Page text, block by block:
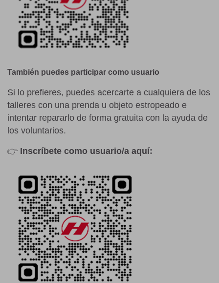
También puedes participar como usuario
Si lo prefieres, puedes acercarte a cualquiera de los
talleres con una prenda u objeto estropeado e
intentar repararlo de forma gratuita con la ayuda de
los voluntarios.
👉 Inscríbete como usuario/a aquí: